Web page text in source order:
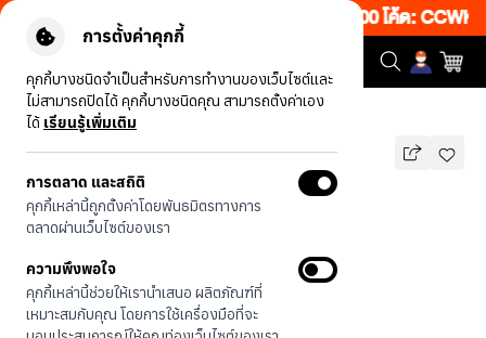
การตั้งค่าคุกกี้
คุกกี้บางชนิดจำเป็นสำหรับการทำงานของเว็บไซต์และ
ไม่สามารถปิดได้ คุกกี้บางชนิดคุณ สามารถตั้งค่าเอง
ได้ เรียนรู้เพิ่มเติม
การตลาด และสถิติ
คุกกี้เหล่านี้ถูกตั้งค่าโดยพันธมิตรทางการ
ตลาดผ่านเว็บไซต์ของเรา
ความพึงพอใจ
คุกกี้เหล่านี้ช่วยให้เรานำเสนอ ผลิตภัณฑ์ที่
เหมาะสมกับคุณ โดยการใช้เครื่องมือที่จะ
เว็บ 50% เพียงช้อป 1 ชิ้น เริ่มคืนนี้ 20.00-23.00 โค้ด: CCWK2
รุ่นทั้งหมด JTC ซามอยด์
JTC ซามอยด์
690 บาท
ประหยัดไป 200
🔥 ลด 200.- ขั้นต่ำ 1,000.- โค้ด:
EOSS200